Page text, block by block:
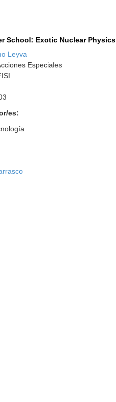
School: Exotic Nuclear Physics
Leyva
Especiales
es: